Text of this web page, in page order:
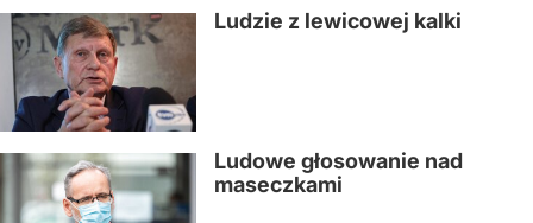
Ludzie z lewicowej kalki
Ludowe głosowanie nad
maseczkami